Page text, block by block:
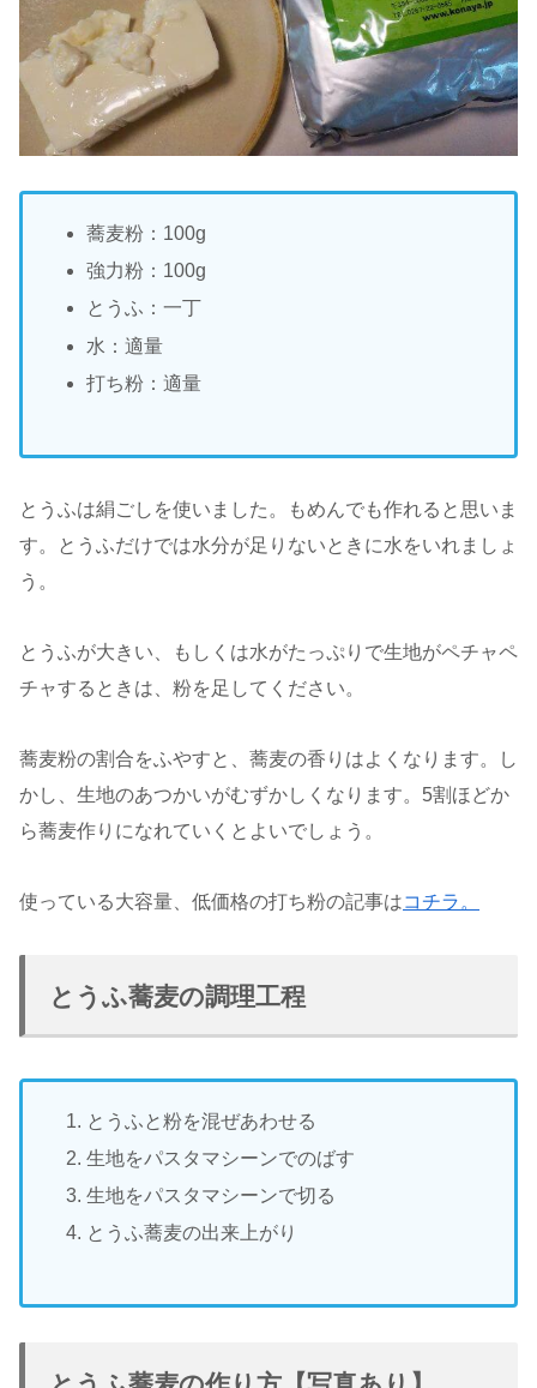
蕎麦粉：100g
強力粉：100g
とうふ：一丁
水：適量
打ち粉：適量
とうふは絹ごしを使いました。もめんでも作れると思いま
す。とうふだけでは水分が足りないときに水をいれましょ
う。
とうふが大きい、もしくは水がたっぷりで生地がペチャペ
チャするときは、粉を足してください。
蕎麦粉の割合をふやすと、蕎麦の香りはよくなります。し
かし、生地のあつかいがむずかしくなります。5割ほどか
ら蕎麦作りになれていくとよいでしょう。
使っている大容量、低価格の打ち粉の記事はコチラ。
とうふ蕎麦の調理工程
とうふと粉を混ぜあわせる
生地をパスタマシーンでのばす
生地をパスタマシーンで切る
とうふ蕎麦の出来上がり